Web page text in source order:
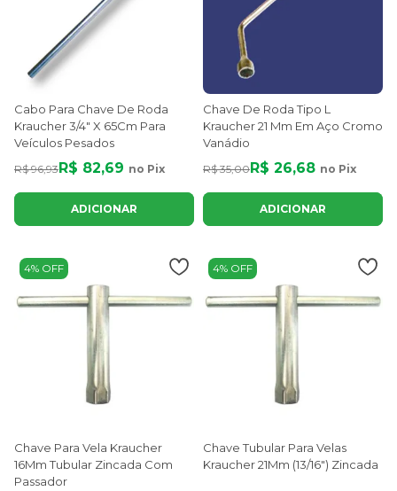
Cabo Para Chave De Roda
Kraucher 3/4" X 65Cm Para
Veículos Pesados
R$ 96,93R$ 82,69 no Pix
ADICIONAR
Chave De Roda Tipo L
Kraucher 21 Mm Em Aço Cromo
Vanádio
R$ 35,00R$ 26,68 no Pix
ADICIONAR
4% OFF
Chave Para Vela Kraucher
16Mm Tubular Zincada Com
Passador
4% OFF
Chave Tubular Para Velas
Kraucher 21Mm (13/16") Zincada